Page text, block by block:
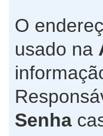
O
usado na
Senha